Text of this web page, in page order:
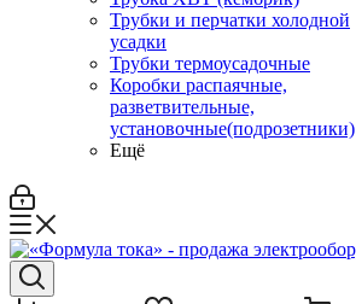
Трубки и перчатки холодной
усадки
Трубки термоусадочные
Коробки распаячные,
разветвительные,
установочные(подрозетники)
Ещё